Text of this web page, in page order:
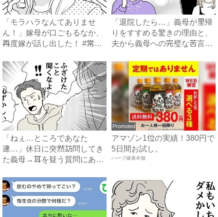
「モラハラなんてありませ
ん！」嫁母が口ごもるなか、
再度嫁が話し出した！ #常識
「退院したら…」義母が里帰
りをすすめる驚きの理由と、
夫から義母への完璧な苦言
「ねぇ…ところであなた
達…」休日に突然訪問してき
た義母→耳を疑う質問にあ
Promoted
アマゾン1位の実績！380円で
5日間お試し。
ハーブ健康本舗